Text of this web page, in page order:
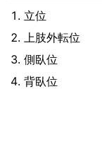
立位
上肢外転位
側臥位
背臥位